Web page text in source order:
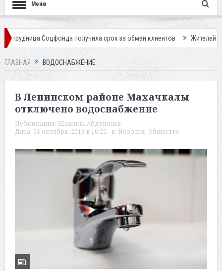
Меню
получила срок за обман клиентов Жителей Дагестана
ГЛАВНАЯ ВОДОСНАБЖЕНИЕ
В Ленинском районе Махачкалы
отключено водоснабжение
Публикация: Шамиль Абдуллаев
Дата: 01 октября, 2019 в 10:25 в: Новости, Общество